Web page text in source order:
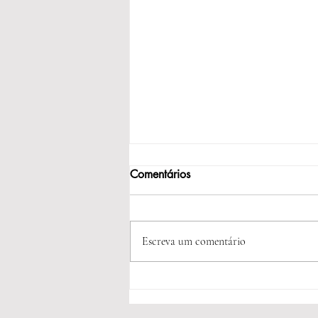
jornada de trabalho e
Comentários
Escreva um comentário